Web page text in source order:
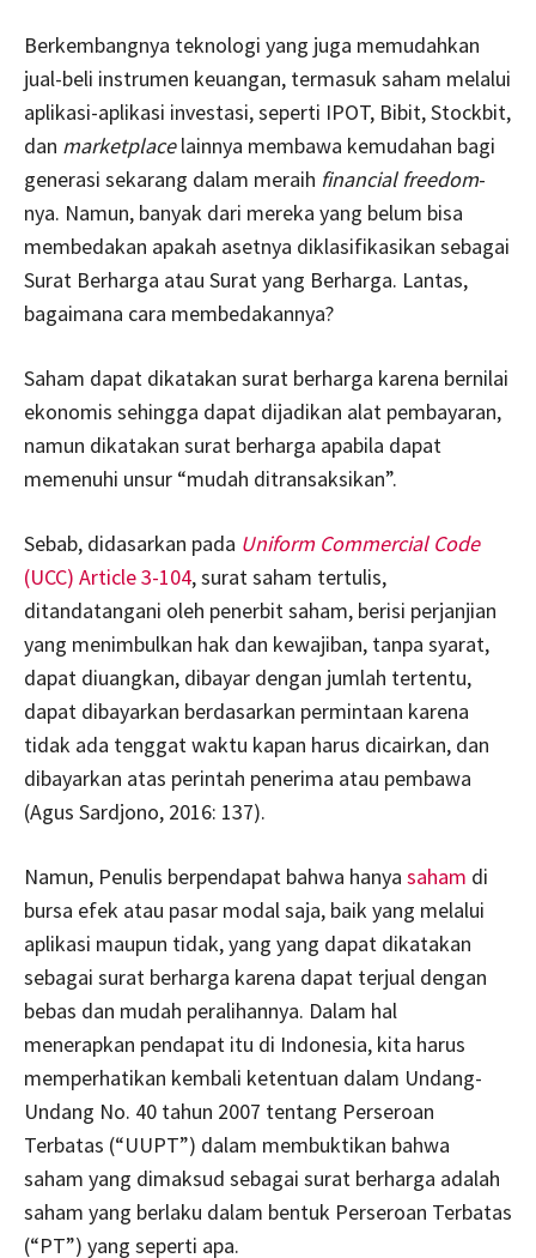
Berkembangnya teknologi yang juga memudahkan
jual-beli instrumen keuangan, termasuk saham melalui
aplikasi-aplikasi investasi, seperti IPOT, Bibit, Stockbit,
dan marketplacelainnya membawa kemudahan bagi
generasi sekarang dalam meraih financial freedom-
nya. Namun, banyak dari mereka yang belum bisa
membedakan apakah asetnya diklasifikasikan sebagai
Surat Berharga atau Surat yang Berharga. Lantas,
bagaimana cara membedakannya?
Saham dapat dikatakan surat berharga karena bernilai
ekonomis sehingga dapat dijadikan alat pembayaran,
namun dikatakan surat berharga apabila dapat
memenuhi unsur “mudah ditransaksikan”.
Sebab, didasarkan pada Uniform Commercial Code
(UCC) Article 3-104, surat saham tertulis,
ditandatangani oleh penerbit saham, berisi perjanjian
yang menimbulkan hak dan kewajiban, tanpa syarat,
dapat diuangkan, dibayar dengan jumlah tertentu,
dapat dibayarkan berdasarkan permintaan karena
tidak ada tenggat waktu kapan harus dicairkan, dan
dibayarkan atas perintah penerima atau pembawa
(Agus Sardjono, 2016: 137).
Namun, Penulis berpendapat bahwa hanya saham di
bursa efek atau pasar modal saja, baik yang melalui
aplikasi maupun tidak, yang yang dapat dikatakan
sebagai surat berharga karena dapat terjual dengan
bebas dan mudah peralihannya. Dalam hal
menerapkan pendapat itu di Indonesia, kita harus
memperhatikan kembali ketentuan dalam Undang-
Undang No. 40 tahun 2007 tentang Perseroan
Terbatas (“UUPT”) dalam membuktikan bahwa
saham yang dimaksud sebagai surat berharga adalah
saham yang berlaku dalam bentuk Perseroan Terbatas
(“PT”) yang seperti apa.